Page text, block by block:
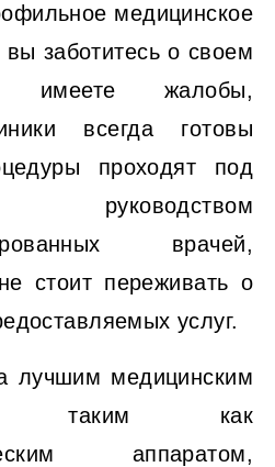
медицинское
заботитесь о своем
имеете жалобы,
всегда готовы
проходят под
врачей,
стоит переживать о
услуг.
лучшим медицинским
таким как
аппаратом,